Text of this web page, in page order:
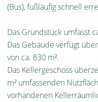
(Bus), fußläufig schnell
Das Grundstück umfasst
Das Gebäude verfügt
von ca. 830 m².
Das Kellergeschoss
m² umfassenden
vorhandenen